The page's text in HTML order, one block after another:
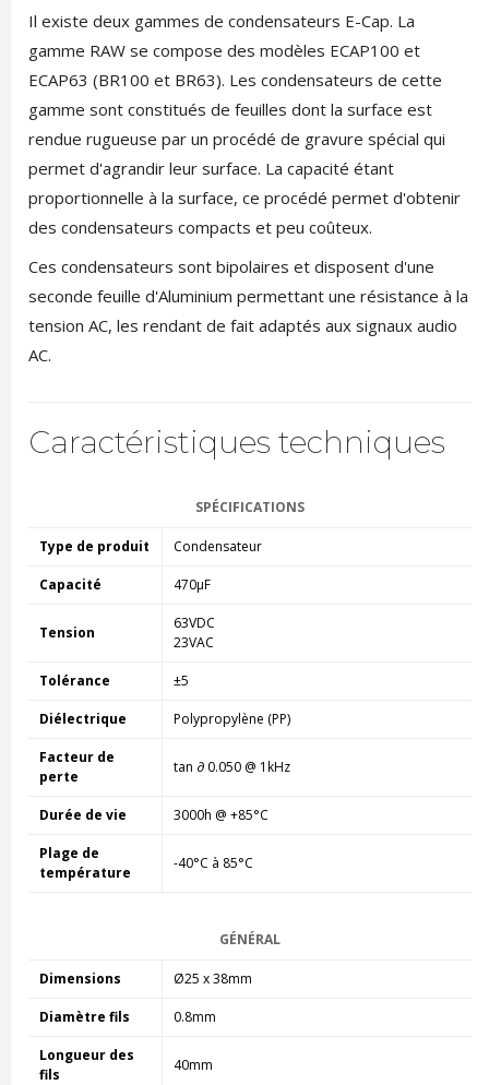
Il existe deux gammes de condensateurs E-Cap. La
gamme RAW se compose des modèles ECAP100 et
ECAP63 (BR100 et BR63). Les condensateurs de cette
gamme sont constitués de feuilles dont la surface est
rendue rugueuse par un procédé de gravure spécial qui
permet d'agrandir leur surface. La capacité étant
proportionnelle à la surface, ce procédé permet d'obtenir
des condensateurs compacts et peu coûteux.
Ces condensateurs sont bipolaires et disposent d'une
seconde feuille d'Aluminium permettant une résistance à la
tension AC, les rendant de fait adaptés aux signaux audio
AC.
Caractéristiques techniques
SPÉCIFICATIONS
Type de produit Condensateur
Capacité 470µF
Tension
63VDC
23VAC
Tolérance ±5
Diélectrique Polypropylène (PP)
Facteur de
perte
tan ∂ 0.050 @ 1kHz
Durée de vie 3000h @ +85°C
Plage de
température
-40°C à 85°C
GÉNÉRAL
Dimensions Ø25 x 38mm
Diamètre fils 0.8mm
Longueur des
fils
40mm